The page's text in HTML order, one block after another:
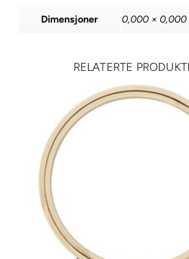
Dimensjoner 0,000 ×
RELATERTE